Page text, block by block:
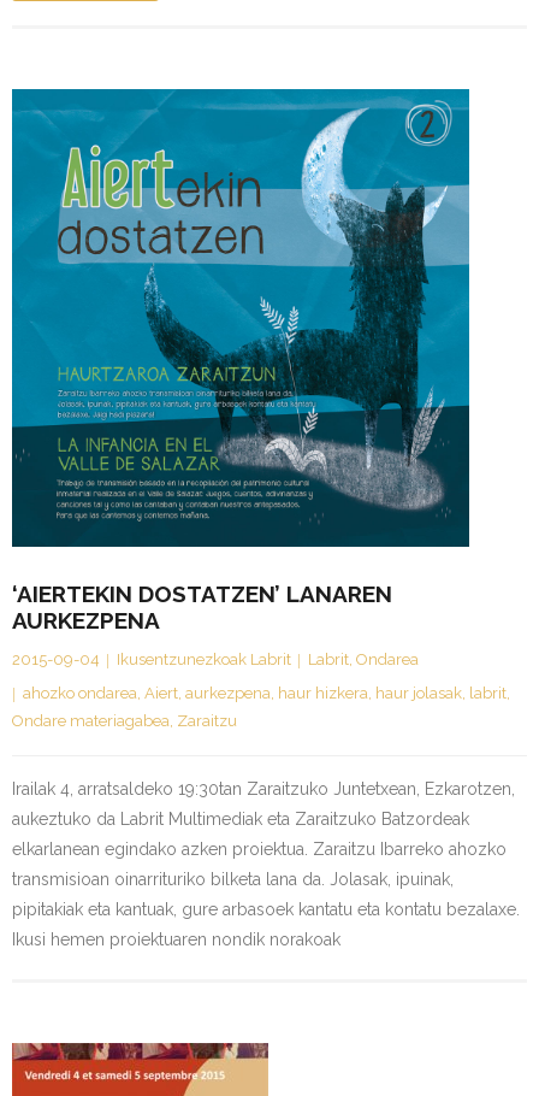
‘AIERTEKIN DOSTATZEN’ LANAREN
AURKEZPENA
2015-09-04 Ikusentzunezkoak Labrit Labrit, Ondarea
ahozko ondarea, Aiert, aurkezpena, haur hizkera, haur jolasak, labrit,
Ondare materiagabea, Zaraitzu
Irailak 4, arratsaldeko 19:30tan Zaraitzuko Juntetxean, Ezkarotzen,
aukeztuko da Labrit Multimediak eta Zaraitzuko Batzordeak
elkarlanean egindako azken proiektua. Zaraitzu Ibarreko ahozko
transmisioan oinarrituriko bilketa lana da. Jolasak, ipuinak,
pipitakiak eta kantuak, gure arbasoek kantatu eta kontatu bezalaxe.
Ikusi hemen proiektuaren nondik norakoak